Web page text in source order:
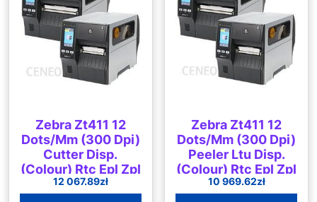
Zebra Zt411 12
Dots/Mm (300 Dpi)
Cutter Disp.
(Colour) Rtc Epl Zpl
Zplii Usb Rs232 Bt
12 067.89zł
Zebra Zt411 12
Dots/Mm (300 Dpi)
Peeler Ltu Disp.
(Colour) Rtc Epl Zpl
Zplii Usb Rs232 Bt
10 969.62zł